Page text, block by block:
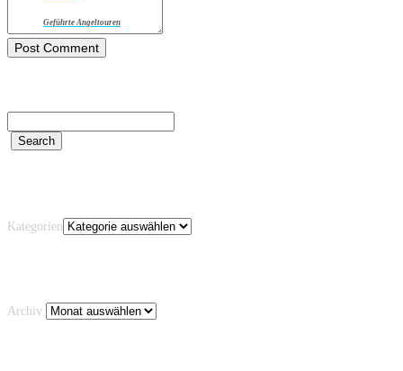
Geführte Angeltouren
Kategorien
Archiv